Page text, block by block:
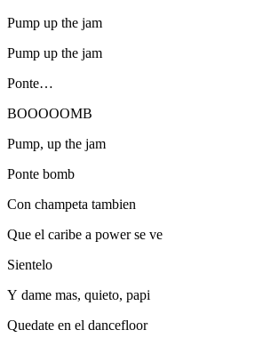
Pump up the jam
Pump up the jam
Ponte…
BOOOOOMB
Pump, up the jam
Ponte bomb
Con champeta tambien
Que el caribe a power se ve
Sientelo
Y dame mas, quieto, papi
Quedate en el dancefloor